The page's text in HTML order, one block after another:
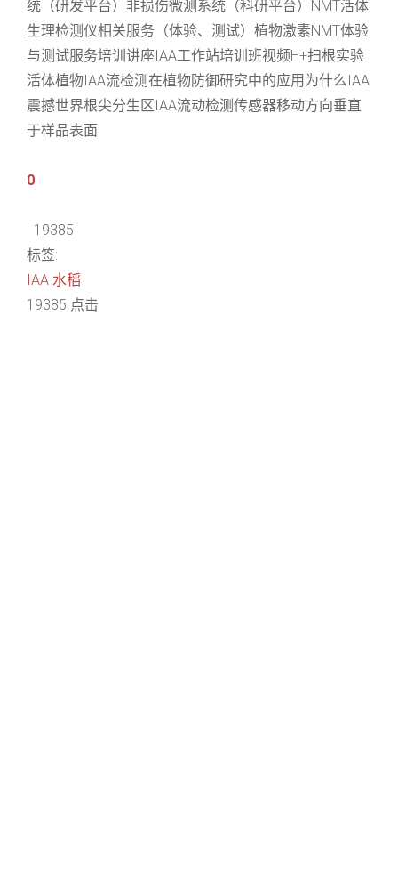
统（研发平台）非损伤微测系统（科研平台）NMT活体
生理检测仪相关服务（体验、测试）植物激素NMT体验
与测试服务培训讲座IAA工作站培训班视频H+扫根实验
活体植物IAA流检测在植物防御研究中的应用为什么IAA
震撼世界根尖分生区IAA流动检测传感器移动方向垂直
于样品表面
0
19385
标签:
IAA 水稻
19385 点击